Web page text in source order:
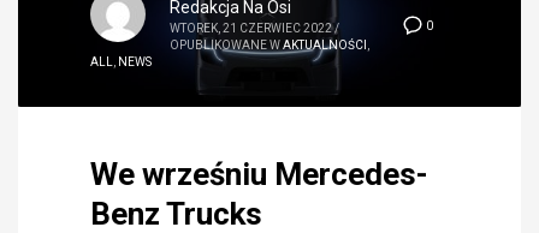
0
Redakcja Na Osi
WTOREK, 21 CZERWIEC 2022/
OPUBLIKOWANE WAKTUALNOŚCI
ALL
NEWS
We wrześniu Mercedes-
Benz Trucks